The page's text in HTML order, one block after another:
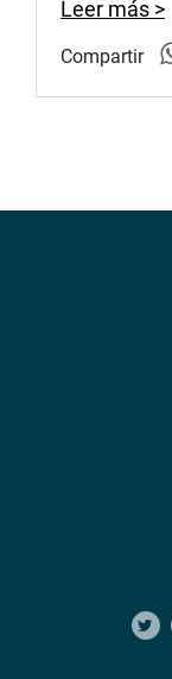
Leer más >
Compartir